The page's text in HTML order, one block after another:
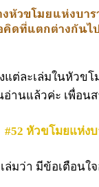
หัวขโมยแห่งบา
คิดที่แตกต่างกันไ
ละเล่มในหัวขโ
านแล้วค่ะ เพื่อน
#52 หัวขโมยแห่ง
มว่า มีข้อเตือนใ